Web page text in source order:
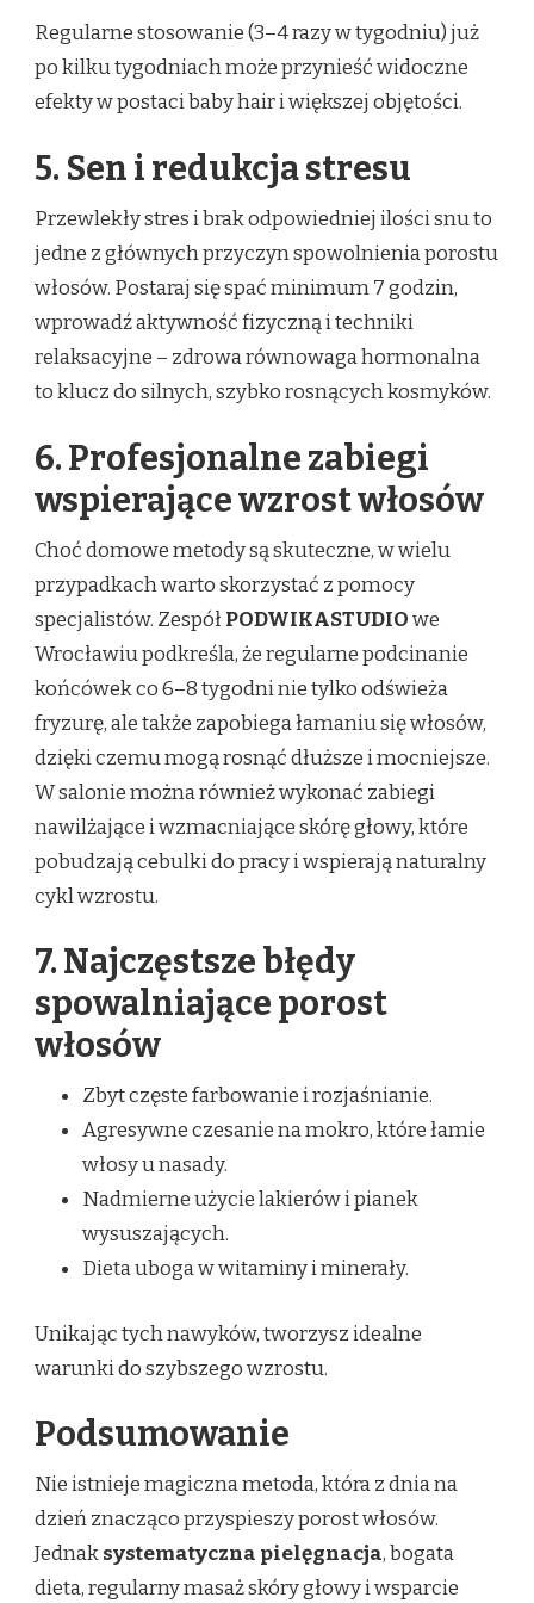
Regularne stosowanie (3–4 razy w tygodniu) już
po kilku tygodniach może przynieść widoczne
efekty w postaci baby hair i większej objętości.
5. Sen i redukcja stresu
Przewlekły stres i brak odpowiedniej ilości snu to
jedne z głównych przyczyn spowolnienia porostu
włosów. Postaraj się spać minimum 7 godzin,
wprowadź aktywność fizyczną i techniki
relaksacyjne – zdrowa równowaga hormonalna
to klucz do silnych, szybko rosnących kosmyków.
6. Profesjonalne zabiegi
wspierające wzrost włosów
Choć domowe metody są skuteczne, w wielu
przypadkach warto skorzystać z pomocy
specjalistów. Zespół PODWIKASTUDIOwe
Wrocławiu podkreśla, że regularne podcinanie
końcówek co 6–8 tygodni nie tylko odświeża
fryzurę, ale także zapobiega łamaniu się włosów,
dzięki czemu mogą rosnąć dłuższe i mocniejsze.
W salonie można również wykonać zabiegi
nawilżające i wzmacniające skórę głowy, które
pobudzają cebulki do pracy i wspierają naturalny
cykl wzrostu.
7. Najczęstsze błędy
spowalniające porost
włosów
Zbyt częste farbowanie i rozjaśnianie.
Agresywne czesanie na mokro, które łamie
włosy u nasady.
Nadmierne użycie lakierów i pianek
wysuszających.
Dieta uboga w witaminy i minerały.
Unikając tych nawyków, tworzysz idealne
warunki do szybszego wzrostu.
Podsumowanie
Nie istnieje magiczna metoda, która z dnia na
dzień znacząco przyspieszy porost włosów.
Jednaksystematyczna pielęgnacja, bogata
dieta, regularny masaż skóry głowy i wsparcie